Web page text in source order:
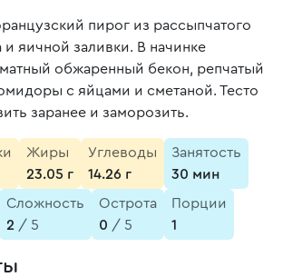
пирог из рассыпчатого
и яичной заливки. В начинке
обжаренный бекон, репчатый
с яйцами и сметаной. Тесто
заранее и заморозить.
Жиры
23.05 г
Углеводы
14.26 г
Занятость
30 мин
Сложность
2 / 5
Острота
0 / 5
Порции
1